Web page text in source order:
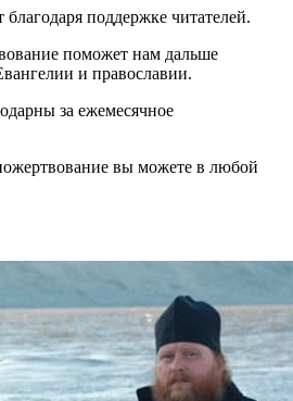
поддержке читателей.
поможет нам дальше
и православии.
за ежемесячное
вы можете в любой